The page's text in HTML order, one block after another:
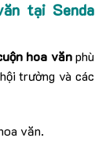
tại Senda
hoa vănphù
trường và các
văn.